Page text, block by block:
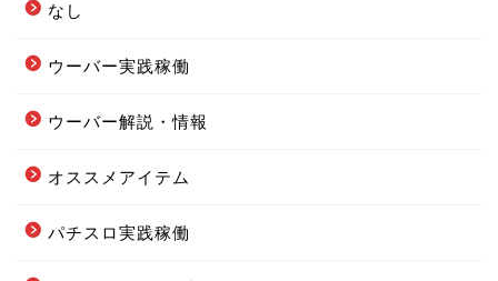
なし
ウーバー実践稼働
ウーバー解説・情報
オススメアイテム
パチスロ実践稼働フーデリの始め方まとめ